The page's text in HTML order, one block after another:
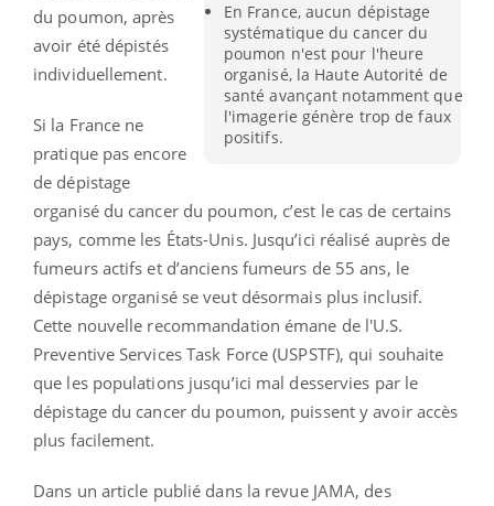
En France, aucun dépistage
systématique du cancer du
poumon n'est pour l'heure
organisé, la Haute Autorité de
santé avançant notamment que
l'imagerie génère trop de faux
positifs.
du poumon, après
avoir été dépistés
individuellement.
Si la France ne
pratique pas encore
de dépistage
organisé du cancer du poumon, c’est le cas de certains
pays, comme les États-Unis. Jusqu’ici réalisé auprès de
fumeurs actifs et d’anciens fumeurs de 55 ans, le
dépistage organisé se veut désormais plus inclusif.
Cette nouvelle recommandation émane de l'U.S.
Preventive Services Task Force (USPSTF), qui souhaite
que les populations jusqu’ici mal desservies par le
dépistage du cancer du poumon, puissent y avoir accès
plus facilement.
Dans un article publié dans la revue JAMA, des